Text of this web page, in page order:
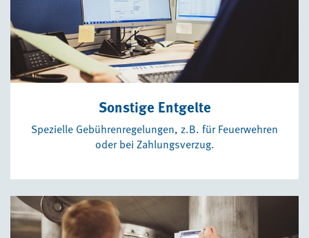
Sonstige Entgelte
Spezielle Gebührenregelungen, z.B. für Feuerwehren
oder bei Zahlungsverzug.